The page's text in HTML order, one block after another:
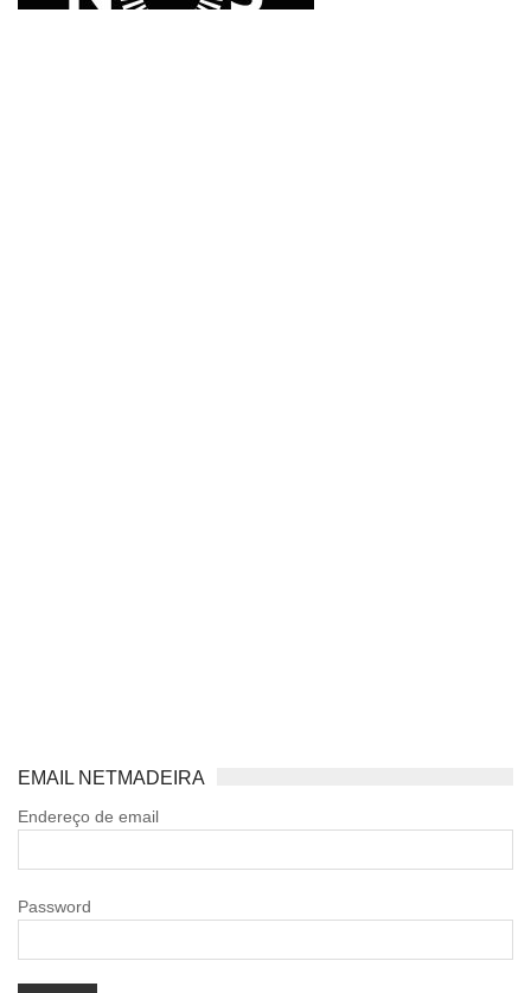
EMAIL NETMADEIRA
Endereço de email
Password